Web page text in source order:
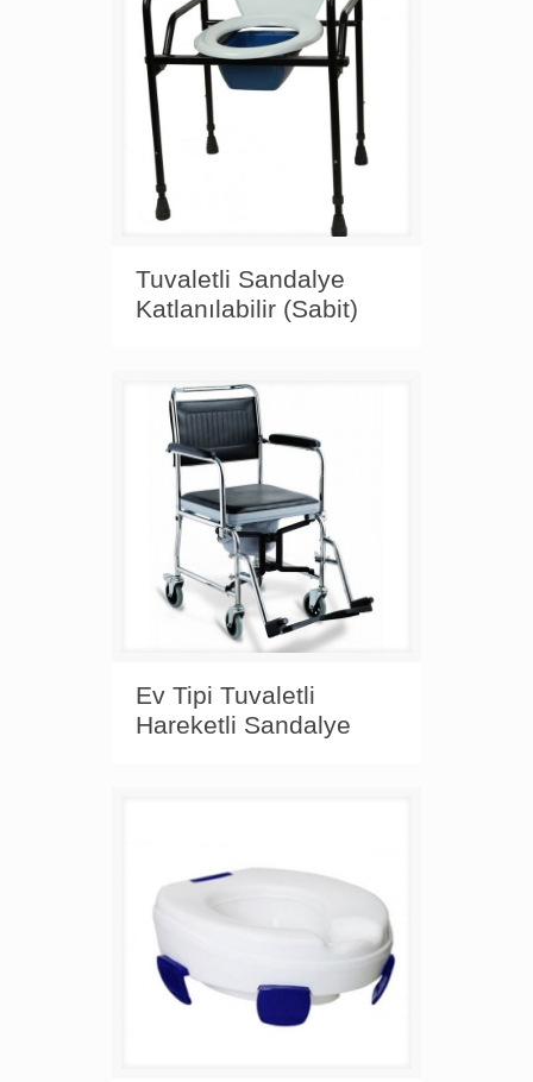
Tuvaletli Sandalye
Katlanılabilir (Sabit)
Ev Tipi Tuvaletli
Hareketli Sandalye